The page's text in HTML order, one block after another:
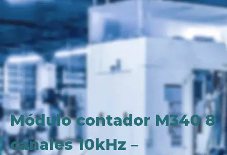
Módulo contador M340 8
canales 10kHz –